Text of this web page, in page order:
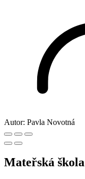
Autor: Pavla Novotná
Mateřská škola